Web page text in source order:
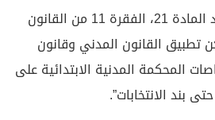
صرح يلدز قائلاً: “مع وجود المادة 21، الفقرة 11 من القانون
لا يمكن تطبيق القانون المدني وقانون
المحكمة المدنية الابتدائية على
بند الانتخابات”.